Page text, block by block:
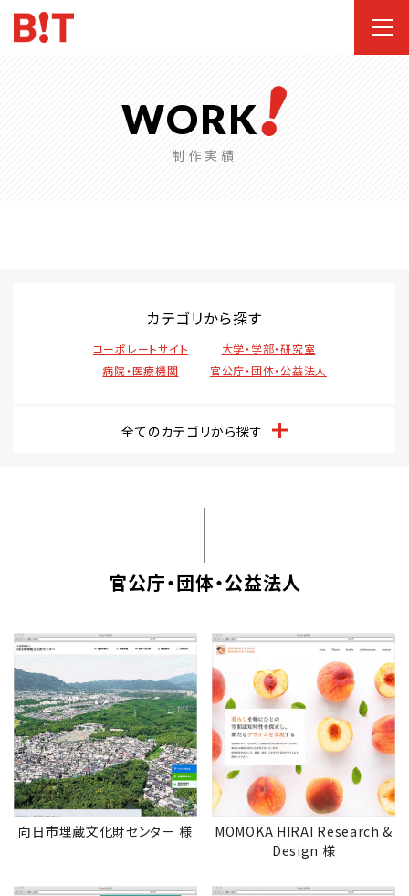
WORK
制作実績
カテゴリから探す
コーポレートサイト
大学・学部・研究室
病院・医療機関
官公庁・団体・公益法人
全てのカテゴリから探す
官公庁・団体・公益法人
向日市埋蔵文化財センター 様
MOMOKA HIRAI Research &
Design 様